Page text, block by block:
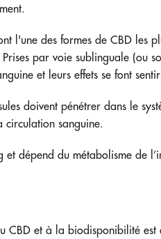
l'une des formes de CBD les
par voie sublinguale (ou
et leurs effets se font
doivent pénétrer dans le
sanguine.
et dépend du métabolisme de
CBD et à la biodisponibilité